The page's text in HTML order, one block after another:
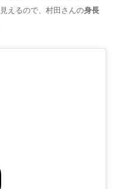
えるので、村田さんの身長